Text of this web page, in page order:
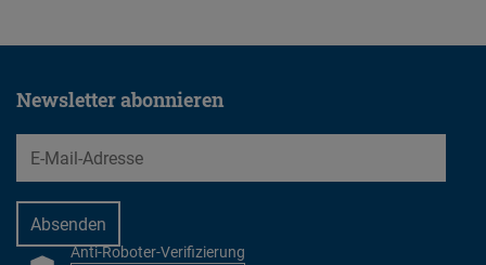
Newsletter abonnieren
EMail
Anti-Roboter-Verifizierung